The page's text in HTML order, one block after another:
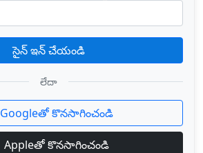
సైన్ ఇన్ చేయండి
లేదా
Googleతో కొనసాగించండి
Appleతో కొనసాగించండి